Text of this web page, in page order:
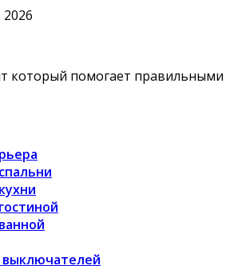
2026
который помогает правильными